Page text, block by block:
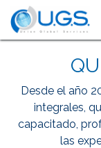
Ir al contenido
Desde el año
integrales,
capacitado,
las